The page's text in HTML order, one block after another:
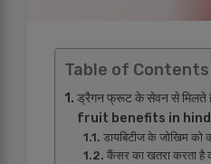
Table of Contents
ड्रैगन फ्रूट के सेवन से
fruit benefits in
डायबिटीज के जोखिम को
कैंसर का खतरा करता है